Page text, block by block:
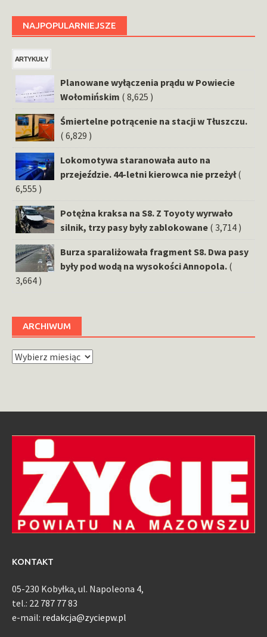
NAJPOPULARNIEJSZE
ARTYKUŁY
Planowane wyłączenia prądu w Powiecie
Wołomińskim ( 8,625 )
Śmiertelne potrącenie na stacji w Tłuszczu.
( 6,829 )
Lokomotywa staranowała auto na
przejeździe. 44-letni kierowca nie przeżył (
6,555 )
Potężna kraksa na S8. Z Toyoty wyrwało
silnik, trzy pasy były zablokowane ( 3,714 )
Burza sparaliżowała fragment S8. Dwa pasy
były pod wodą na wysokości Annopola. (
3,664 )
ARCHIWUM
Archiwum
KONTAKT
05-230 Kobyłka, ul. Napoleona 4,
tel.: 22 787 77 83
e-mail: redakcja@zyciepw.pl